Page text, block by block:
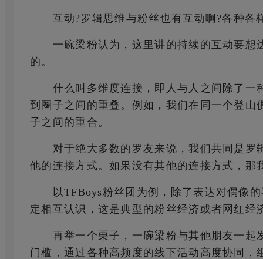
互动?罗辑思维与粉丝也有互动啊?各种各
一碗梁粉认为，这里讲的持续的互动要想
的。
什么叫多维度连接，即人与人之间除了一
到圈子之间的重叠。例如，我们在同一个登
子之间的重合。
对于绝大多数的罗友来说，我们共同是罗
他的连接方式。如果没有其他的连接方式，
以TFBoys粉丝团为例，除了表达对偶像的
定相互认识，这是典型的粉丝经济或者网红经
再举一个栗子，一碗梁粉与其他朋友一起
门槛，通过各种高频度的线下活动高度协同